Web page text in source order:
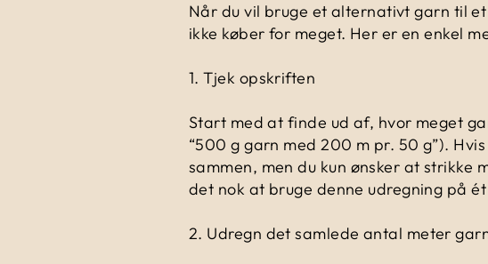
Når du vil bruge et alternativt garn til
ikke køber for meget. Her er en enkel
1. Tjek opskriften
Start med at finde ud af, hvor meget
“500 g garn med 200 m pr. 50 g”).
sammen, men du kun ønsker at
det nok at bruge denne udregning på
2. Udregn det samlede antal meter